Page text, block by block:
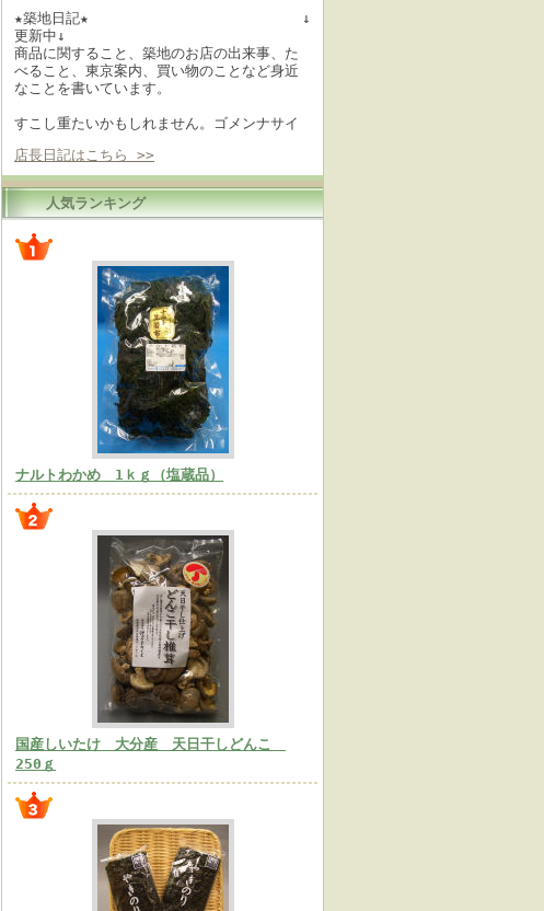
★築地日記★ ↓
更新中↓
商品に関すること、築地のお店の出来事、た
べること、東京案内、買い物のことなど身近
なことを書いています。
すこし重たいかもしれません。ゴメンナサイ
店長日記はこちら >>
人気ランキング
ナルトわかめ 1ｋｇ（塩蔵品）
国産しいたけ 大分産 天日干しどんこ
250ｇ